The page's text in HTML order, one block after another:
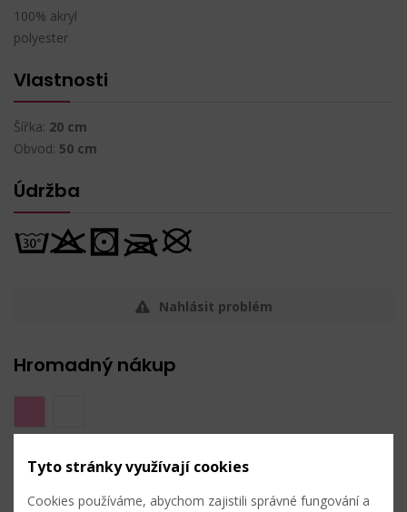
100% akryl
polyester
Vlastnosti
Šířka: 20 cm
Obvod: 50 cm
Údržba
Nahlásit problém
Hromadný nákup
Tyto stránky využívají cookies
Cookies používáme, abychom zajistili správné fungování a